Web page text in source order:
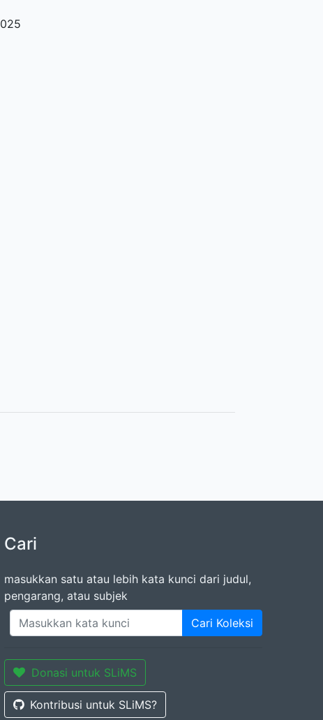
Cari
masukkan satu atau lebih kata kunci dari judul,
pengarang, atau subjek
Cari Koleksi
Donasi untuk SLiMS
Kontribusi untuk SLiMS?